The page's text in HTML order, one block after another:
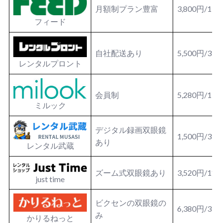
フィード
月額制プラン豊富 3,800円/1
レンタルプロント
自社配送あり 5,500円/3
ミルック
会員制 5,280円/1日
レンタル武蔵
デジタル録画双眼鏡
あり
1,500円/3
just time
ズーム式双眼鏡あり 3,520円/1
かりるねっと
ビクセンの双眼鏡の
み
6,380円/3